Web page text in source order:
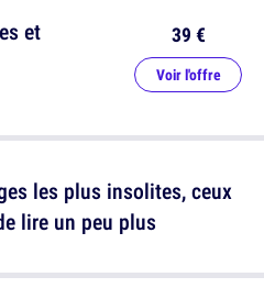
les plus insolites, ceux
lire un peu plus
et
39 €
Voir l'offre